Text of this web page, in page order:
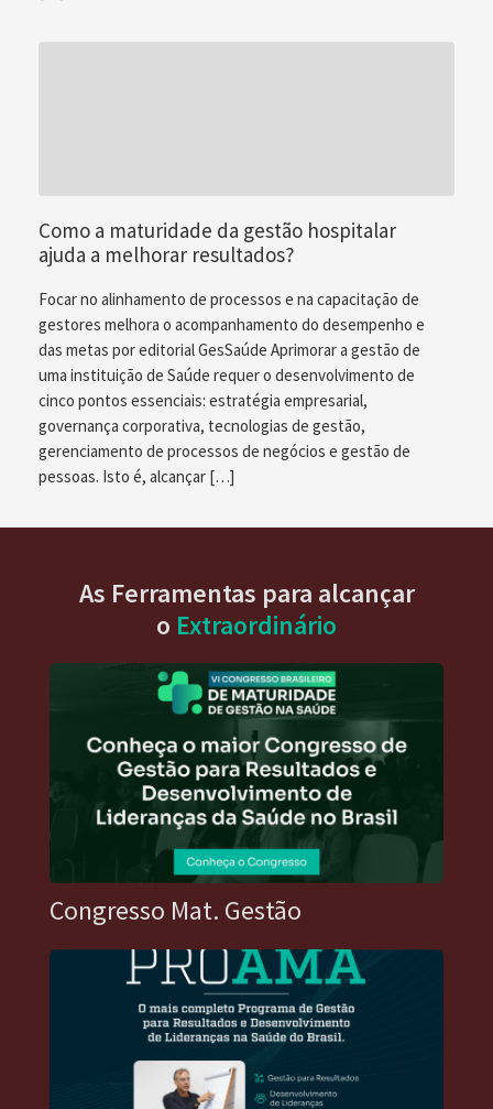
Como a maturidade da gestão hospitalar
ajuda a melhorar resultados?
Focar no alinhamento de processos e na capacitação de
gestores melhora o acompanhamento do desempenho e
das metas por editorial GesSaúde Aprimorar a gestão de
uma instituição de Saúde requer o desenvolvimento de
cinco pontos essenciais: estratégia empresarial,
governança corporativa, tecnologias de gestão,
gerenciamento de processos de negócios e gestão de
pessoas. Isto é, alcançar […]
As Ferramentas para alcançar
o Extraordinário
Congresso Mat. Gestão